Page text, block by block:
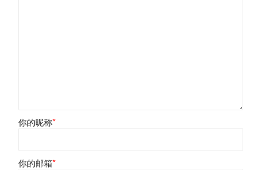
你的昵称*
你的邮箱*